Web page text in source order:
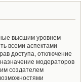
высшим уровнем
всеми аспектами
доступа, отключение
модераторов
создателем